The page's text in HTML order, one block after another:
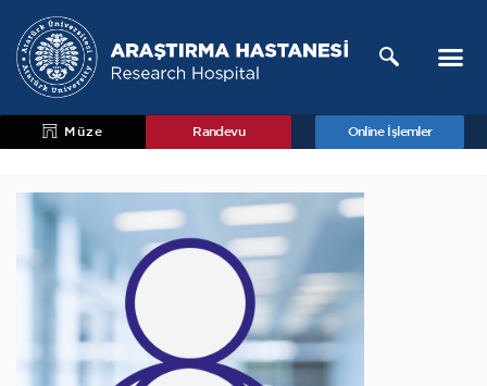
Müze Randevu Online İşlemler